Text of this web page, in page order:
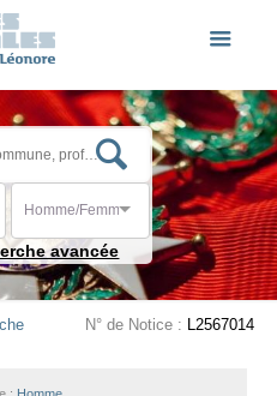
Homme/Femme
avancée
N° de Notice : L2567014